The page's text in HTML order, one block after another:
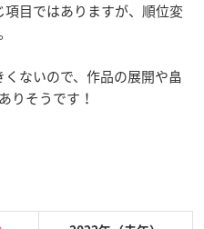
目ではありますが、順位変
ないので、作品の展開や畠
りそうです！